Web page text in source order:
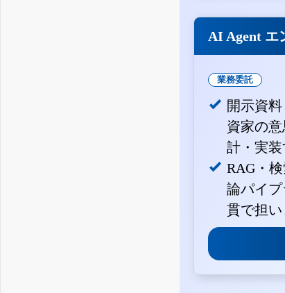
AI Agent エ
業務委託
開示資
資家の
計・実装
RAG・
論パイ
貫で担い